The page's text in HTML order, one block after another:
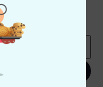
Thomann